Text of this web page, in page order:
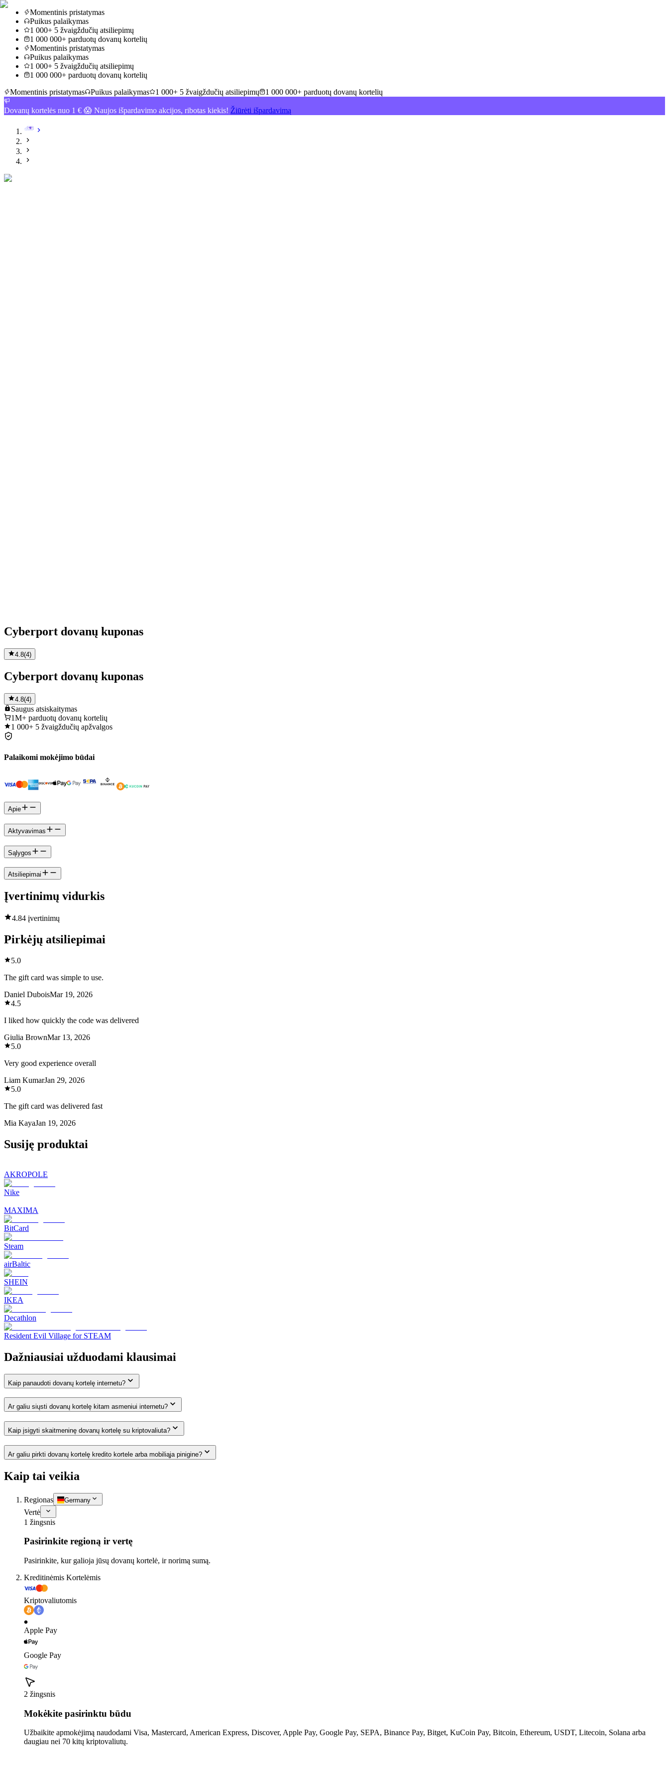
Momentinis pristatymas
Puikus palaikymas
1 000+ 5 žvaigždučių atsiliepimų
1 000 000+ parduotų dovanų kortelių
Momentinis pristatymas
Puikus palaikymas
1 000+ 5 žvaigždučių atsiliepimų
1 000 000+ parduotų dovanų kortelių
Momentinis pristatymas
Puikus palaikymas 1 000+ 5 žvaigždučių atsiliepimų 1 000 000+ parduotų dovanų kortelių
Dovanų kortelės nuo 1 € 😱 Naujos išpardavimo akcijos, ribotas kiekis! Žiūrėti išpardavimą
Cyberport dovanų kuponas
4.8(4)
Cyberport dovanų kuponas
4.8(4)
Saugus atsiskaitymas
1M+ parduotų dovanų kortelių
1 000+ 5 žvaigždučių apžvalgos
Palaikomi mokėjimo būdai
Apie
Aktyvavimas
Sąlygos
Atsiliepimai
Įvertinimų vidurkis
4.84 įvertinimų
Pirkėjų atsiliepimai
5.0
The gift card was simple to use.
Daniel DuboisMar 19, 2026
4.5
I liked how quickly the code was delivered
Giulia BrownMar 13, 2026
5.0
Very good experience overall
Liam KumarJan 29, 2026
5.0
The gift card was delivered fast
Mia KayaJan 19, 2026
Susiję produktai
AKROPOLE
Nike
MAXIMA
BitCard
Steam
airBaltic
SHEIN
IKEA
Decathlon
Resident Evil Village for STEAM
Dažniausiai užduodami klausimai
Kaip panaudoti dovanų kortelę internetu?
Ar galiu siųsti dovanų kortelę kitam asmeniui internetu?
Kaip įsigyti skaitmeninę dovanų kortelę su kriptovaliuta?
Ar galiu pirkti dovanų kortelę kredito kortele arba mobiliąja pinigine?
Kaip tai veikia
Regionas Germany
Vertė
1 žingsnis
Pasirinkite regioną ir vertę
Pasirinkite, kur galioja jūsų dovanų kortelė, ir norimą sumą.
Kreditinėmis Kortelėmis
Kriptovaliutomis
Apple Pay
Google Pay
2 žingsnis
Mokėkite pasirinktu būdu
Užbaikite apmokėjimą naudodami Visa, Mastercard, American Express, Discover, Apple Pay, Google Pay, SEPA, Binance Pay, Bitget, KuCoin Pay, Bitcoin, Ethereum, USDT, Litecoin, Solana arba
daugiau nei 70 kitų kriptovaliutų.